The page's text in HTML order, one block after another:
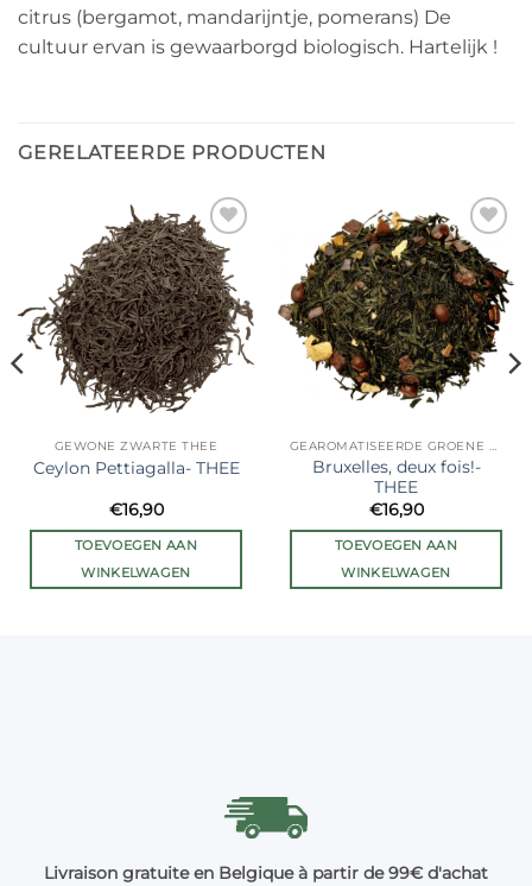
citrus (bergamot, mandarijntje, pomerans) De
cultuur ervan is gewaarborgd biologisch. Hartelijk !
GERELATEERDE PRODUCTEN
Ajouter
à la liste
de
souhaits
GEWONE ZWARTE THEE
Ceylon Pettiagalla- THEE
€16,90
TOEVOEGEN AAN
WINKELWAGEN
Ajouter
à la liste
de
souhaits
GEAROMATISEERDE GROENE THEE
Bruxelles, deux fois!-
THEE
€16,90
TOEVOEGEN AAN
WINKELWAGEN
Livraison gratuite en Belgique à partir de 99€ d'achat